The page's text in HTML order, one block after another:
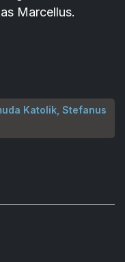
Marcellus.
Katolik, Stefanus